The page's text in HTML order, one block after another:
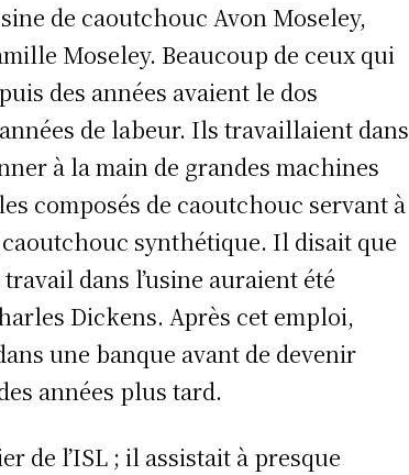
de caoutchouc Avon Moseley,
Moseley. Beaucoup de ceux qui
des années avaient le dos
de labeur. Ils travaillaient dans
à la main de grandes machines
composés de caoutchouc servant à
synthétique. Il disait que
dans l’usine auraient été
Dickens. Après cet emploi,
une banque avant de devenir
années plus tard.
de l’ISL ; il assistait à presque